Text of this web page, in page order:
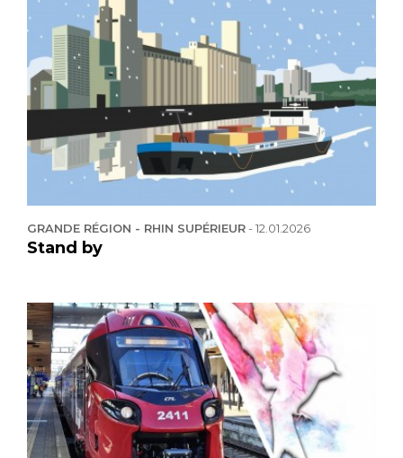
GRANDE RÉGION - RHIN SUPÉRIEUR-12.01.2026
Stand by